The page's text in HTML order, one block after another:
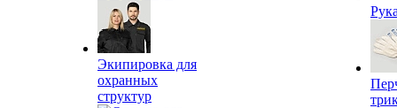
Экипировка для
охранных
структур